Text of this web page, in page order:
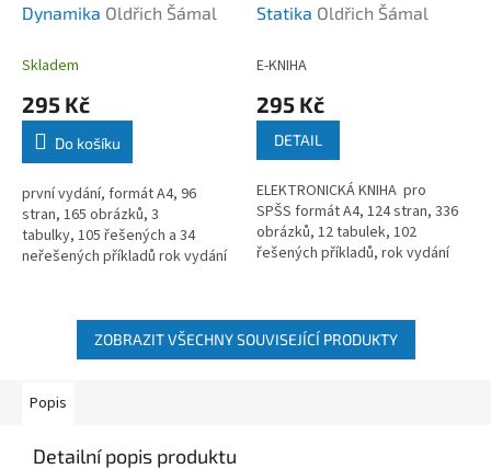
Dynamika Oldřich Šámal
Skladem
295 Kč
Do košíku
první vydání, formát A4, 96
stran, 165 obrázků, 3
tabulky, 105 řešených a 34
neřešených příkladů rok vydání
Statika Oldřich Šámal
E-KNIHA
295 Kč
DETAIL
ELEKTRONICKÁ KNIHA pro
SPŠS formát A4, 124 stran, 336
obrázků, 12 tabulek, 102
řešených příkladů, rok vydání
ZOBRAZIT VŠECHNY SOUVISEJÍCÍ PRODUKTY
Popis
Detailní popis produktu